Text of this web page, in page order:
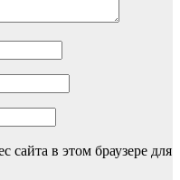
сайта в этом браузере для